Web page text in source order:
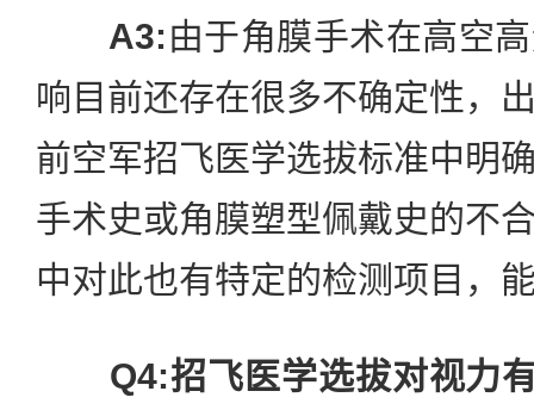
A3: 由于角膜手术在高空
响目前还存在很多不确定性，
前空军招飞医学选拔标准中明
手术史或角膜塑型佩戴史的不
中对此也有特定的检测项目，
Q4:招飞医学选拔对视力